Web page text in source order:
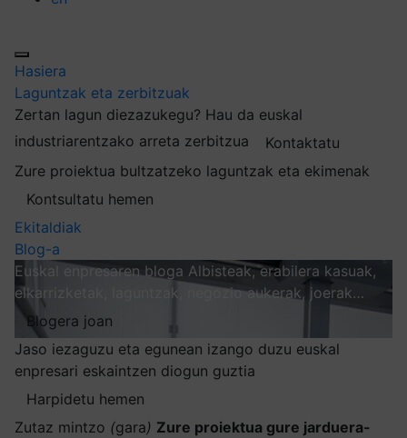
Hasiera
Laguntzak eta zerbitzuak
Zertan lagun diezazukegu? Hau da euskal
industriarentzako arreta zerbitzua
Kontaktatu
Zure proiektua bultzatzeko laguntzak eta ekimenak
Kontsultatu hemen
Ekitaldiak
Blog-a
Euskal enpresaren bloga Albisteak, erabilera kasuak,
elkarrizketak, laguntzak, negozio aukerak, joerak…
Blogera joan
Jaso iezaguzu eta egunean izango duzu euskal
enpresari eskaintzen diogun guztia
Harpidetu hemen
Zutaz mintzo (gara) Zure proiektua gure jarduera-